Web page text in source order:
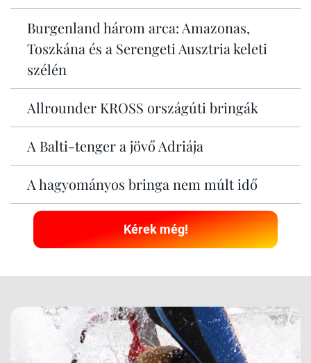
Burgenland három arca: Amazonas,
Toszkána és a Serengeti Ausztria keleti
szélén
Allrounder KROSS országúti bringák
A Balti-tenger a jövő Adriája
A hagyományos bringa nem múlt idő
Kérek még!